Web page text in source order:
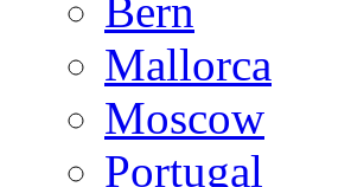
Bern
Mallorca
Moscow
Portugal